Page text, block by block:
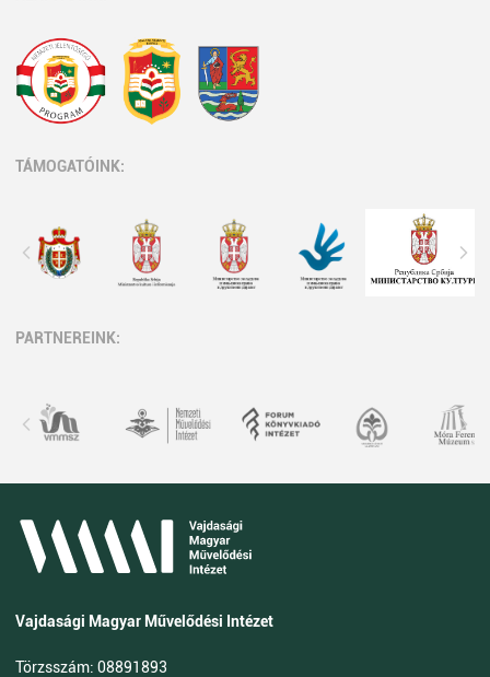
TÁMOGATÓINK:
PARTNEREINK:
Vajdasági Magyar Művelődési Intézet
Törzsszám: 08891893